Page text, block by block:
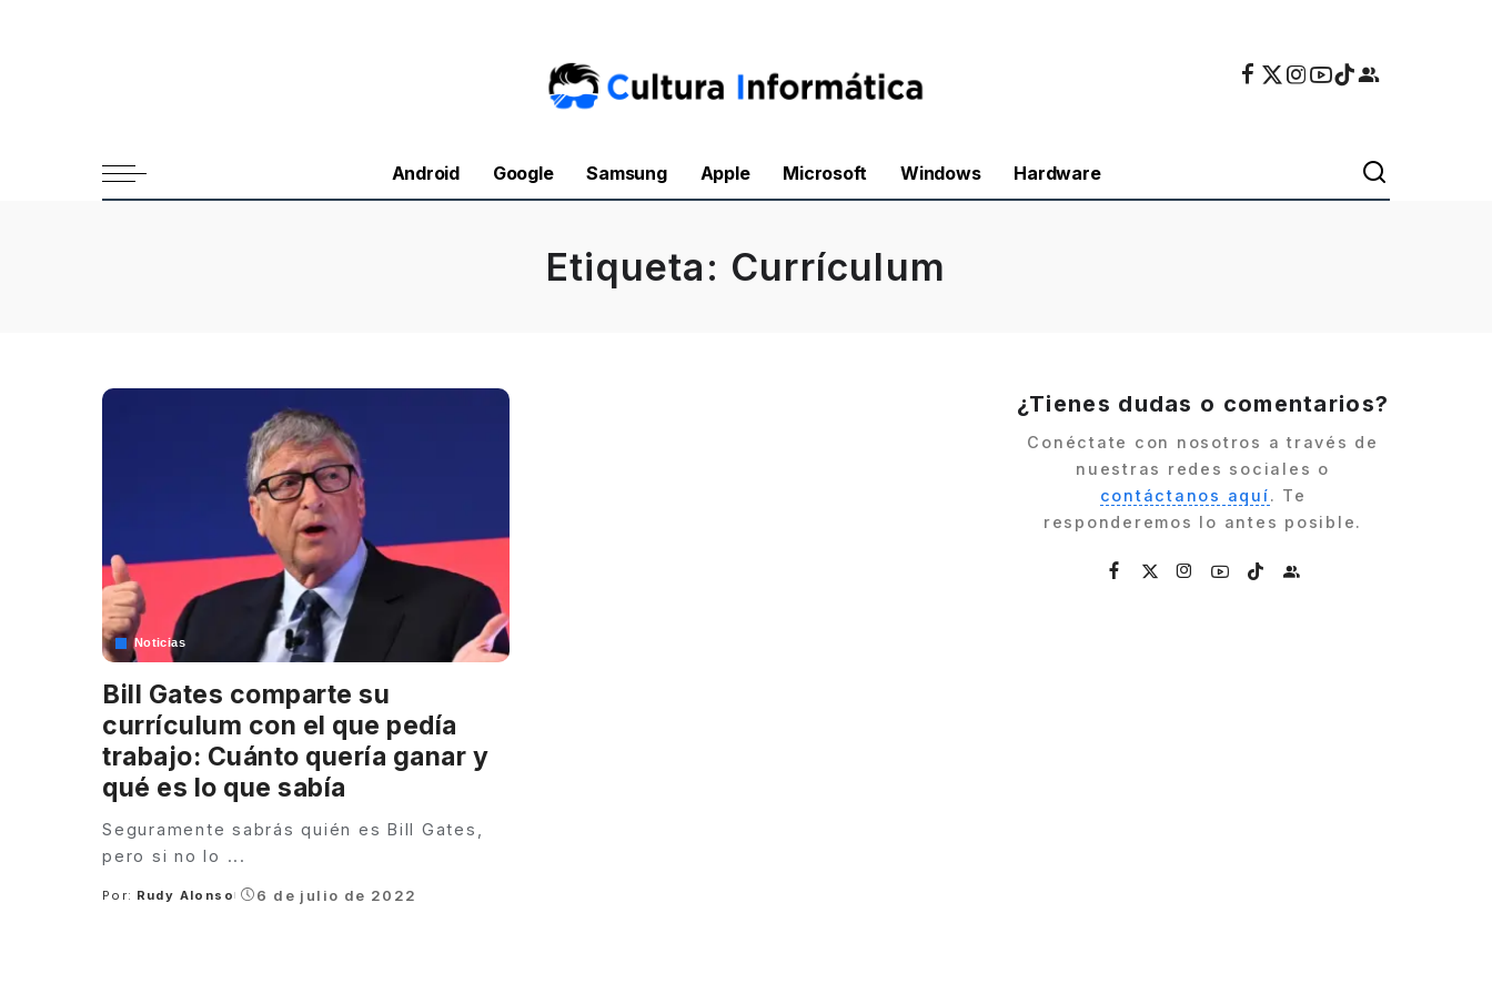
Android Google Samsung Apple Microsoft Windows Hardware
Etiqueta: Currículum
Noticias
Bill Gates comparte su
currículum con el que pedía
trabajo: Cuánto quería ganar y
qué es lo que sabía
Seguramente sabrás quién es Bill Gates,
pero si no lo ...
Posted
Por: Rudy Alonso 6 de julio de 2022
¿Tienes dudas o comentarios?
Conéctate con nosotros a través de
nuestras redes sociales o
contáctanos aquí. Te
responderemos lo antes posible.